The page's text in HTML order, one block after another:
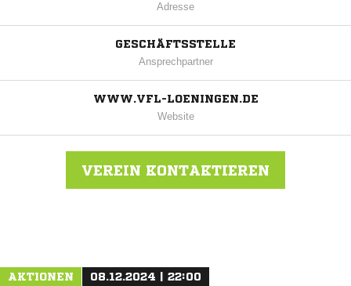
Adresse
GESCHÄFTSSTELLE
Ansprechpartner
WWW.VFL-LOENINGEN.DE
Website
VEREIN KONTAKTIEREN
AKTIONEN 08.12.2024 | 22:00